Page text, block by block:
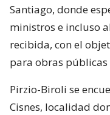
Santiago, donde
ministros e incluso
recibida, con el
para obras públicas
Pirzio-Biroli se
Cisnes, localidad